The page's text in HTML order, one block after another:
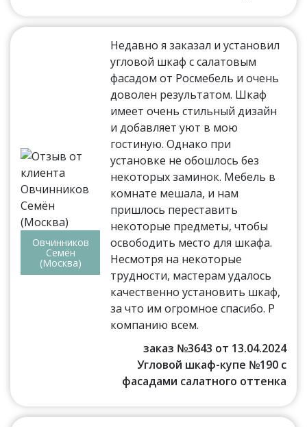
Овчинников
Семён
(Москва)
Недавно я заказал и установил
угловой шкаф с салатовым
фасадом от Росмебель и очень
доволен результатом. Шкаф
имеет очень стильный дизайн
и добавляет уют в мою
гостиную. Однако при
установке не обошлось без
некоторых заминок. Мебель в
комнате мешала, и нам
пришлось переставить
некоторые предметы, чтобы
освободить место для шкафа.
Несмотря на некоторые
трудности, мастерам удалось
качественно установить шкаф,
за что им огромное спасибо. Р
компанию всем.
заказ №3643 от 13.04.2024
Угловой шкаф-купе №190 с
фасадами салатного оттенка